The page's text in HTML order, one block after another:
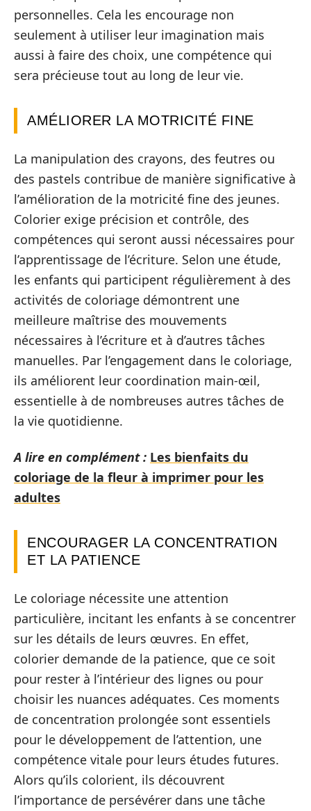
personnelles. Cela les encourage non
seulement à utiliser leur imagination mais
aussi à faire des choix, une compétence qui
sera précieuse tout au long de leur vie.
AMÉLIORER LA MOTRICITÉ FINE
La manipulation des crayons, des feutres ou
des pastels contribue de manière significative à
l’amélioration de la motricité fine des jeunes.
Colorier exige précision et contrôle, des
compétences qui seront aussi nécessaires pour
l’apprentissage de l’écriture. Selon une étude,
les enfants qui participent régulièrement à des
activités de coloriage démontrent une
meilleure maîtrise des mouvements
nécessaires à l’écriture et à d’autres tâches
manuelles. Par l’engagement dans le coloriage,
ils améliorent leur coordination main-œil,
essentielle à de nombreuses autres tâches de
la vie quotidienne.
A lire en complément : Les bienfaits du
coloriage de la fleur à imprimer pour les
adultes
ENCOURAGER LA CONCENTRATION
ET LA PATIENCE
Le coloriage nécessite une attention
particulière, incitant les enfants à se concentrer
sur les détails de leurs œuvres. En effet,
colorier demande de la patience, que ce soit
pour rester à l’intérieur des lignes ou pour
choisir les nuances adéquates. Ces moments
de concentration prolongée sont essentiels
pour le développement de l’attention, une
compétence vitale pour leurs études futures.
Alors qu’ils colorient, ils découvrent
l’importance de persévérer dans une tâche